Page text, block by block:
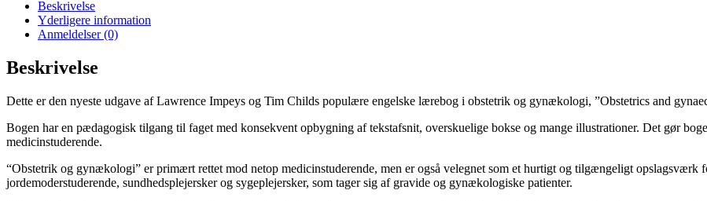
udgave
antal
Beskrivelse
Yderligere information
Anmeldelser (0)
Beskrivelse
Dette er den nyeste udgave af Lawrence Impeys og Tim Childs populære engelske lærebog i obstetrik og gynækologi, ”Obstetrics and
Bogen har en pædagogisk tilgang til faget med konsekvent opbygning af tekstafsnit, overskuelige bokse og mange illustrationer. Det gør
medicinstuderende.
“Obstetrik og gynækologi” er primært rettet mod netop medicinstuderende, men er også velegnet som et hurtigt og tilgængeligt opslagsværk
jordemoderstuderende, sundhedsplejersker og sygeplejersker, som tager sig af gravide og gynækologiske patienter.